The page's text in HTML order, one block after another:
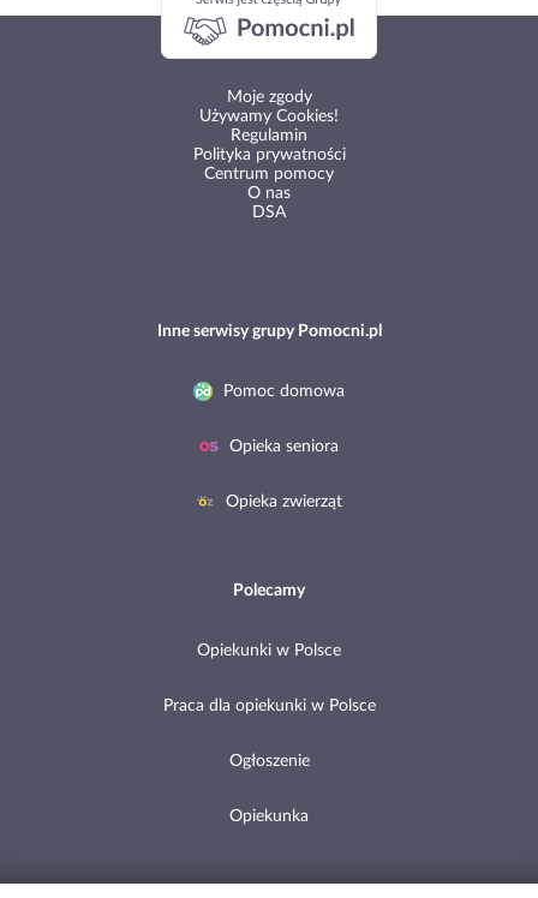
Moje zgody
Używamy Cookies!
Regulamin
Polityka prywatności
Centrum pomocy
O nas
DSA
Inne serwisy grupy Pomocni.pl
Pomoc domowa
Opieka seniora
Opieka zwierząt
Polecamy
Opiekunki w Polsce
Praca dla opiekunki w Polsce
Ogłoszenie
Opiekunka